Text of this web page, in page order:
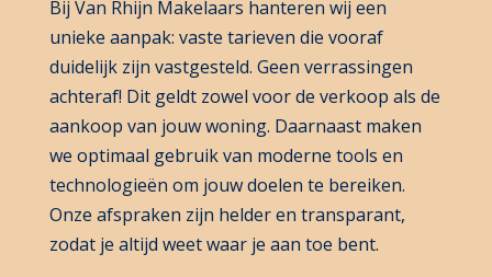
Bij Van Rhijn Makelaars hanteren wij een
unieke aanpak: vaste tarieven die vooraf
duidelijk zijn vastgesteld. Geen verrassingen
achteraf! Dit geldt zowel voor de verkoop als de
aankoop van jouw woning. Daarnaast maken
we optimaal gebruik van moderne tools en
technologieën om jouw doelen te bereiken.
Onze afspraken zijn helder en transparant,
zodat je altijd weet waar je aan toe bent.